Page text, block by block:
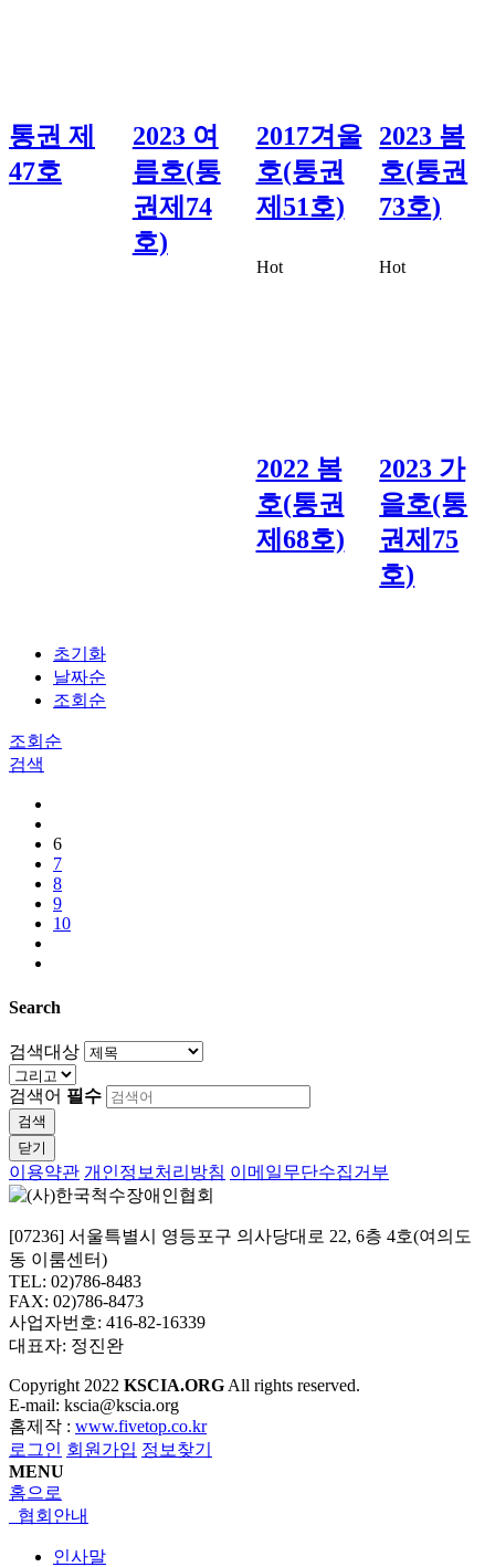
통권 제
47호
2023 여
름호(통
권제74
호)
2017겨울
호(통권
제51호)
2023 봄
호(통권
73호)
Hot
2022 봄
호(통권
제68호)
Hot
2023 가
을호(통
권제75
호)
초기화
날짜순
조회순
조회순
검색
6
7
8
9
10
Search
검색대상
검색어 필수
검색
닫기
이용약관 개인정보처리방침 이메일무단수집거부
[07236] 서울특별시 영등포구 의사당대로 22, 6층 4호(여의도
동 이룸센터)
TEL: 02)786-8483
FAX: 02)786-8473
사업자번호: 416-82-16339
대표자: 정진완
Copyright 2022 KSCIA.ORG All rights reserved.
E-mail: kscia@kscia.org
홈제작 : www.fivetop.co.kr
로그인 회원가입 정보찾기
MENU
홈으로
협회안내
인사말